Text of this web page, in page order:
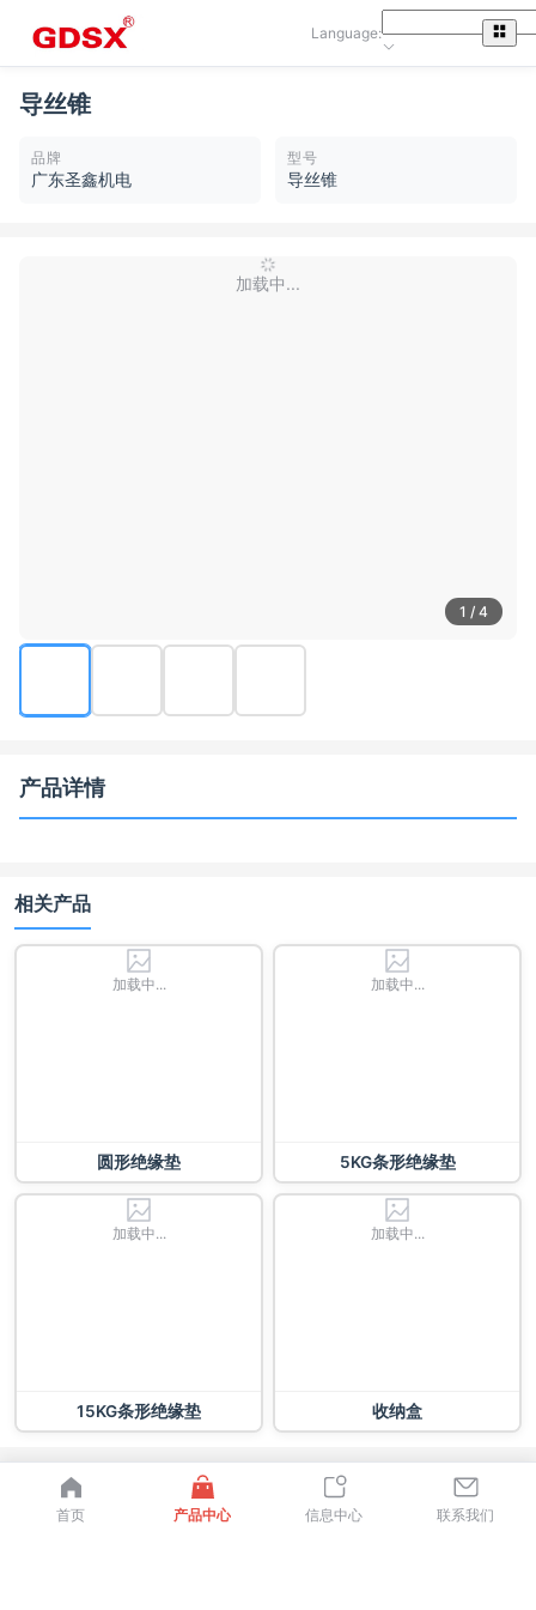
Language:
导丝锥
品牌
广东圣鑫机电
型号
导丝锥
加载中...
1 / 4
产品详情
相关产品
加载中...
圆形绝缘垫
加载中...
5KG条形绝缘垫
加载中...
15KG条形绝缘垫
加载中...
收纳盒
首页 产品中心 信息中心 联系我们